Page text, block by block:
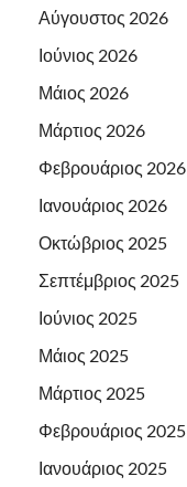
Αύγουστος 2026
Ιούνιος 2026
Μάιος 2026
Μάρτιος 2026
Φεβρουάριος 2026
Ιανουάριος 2026
Οκτώβριος 2025
Σεπτέμβριος 2025
Ιούνιος 2025
Μάιος 2025
Μάρτιος 2025
Φεβρουάριος 2025
Ιανουάριος 2025